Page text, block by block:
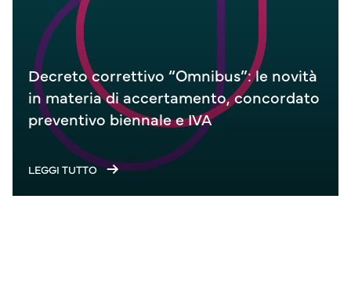
Decreto correttivo “Omnibus”: le novità
in materia di accertamento, concordato
preventivo biennale e IVA
LEGGI TUTTO